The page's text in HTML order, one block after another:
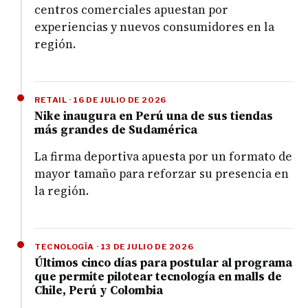
centros comerciales apuestan por
experiencias y nuevos consumidores en la
región.
RETAIL · 16 DE JULIO DE 2026
Nike inaugura en Perú una de sus tiendas
más grandes de Sudamérica
La firma deportiva apuesta por un formato de
mayor tamaño para reforzar su presencia en
la región.
TECNOLOGÍA · 13 DE JULIO DE 2026
Últimos cinco días para postular al programa
que permite pilotear tecnología en malls de
Chile, Perú y Colombia